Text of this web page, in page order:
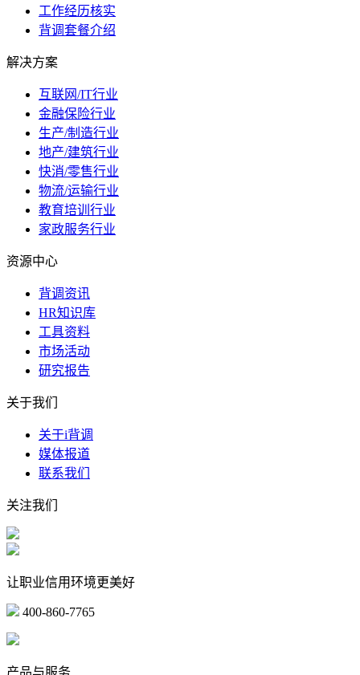
工作经历核实
背调套餐介绍
解决方案
互联网/IT行业
金融保险行业
生产/制造行业
地产/建筑行业
快消/零售行业
物流/运输行业
教育培训行业
家政服务行业
资源中心
背调资讯
HR知识库
工具资料
市场活动
研究报告
关于我们
关于i背调
媒体报道
联系我们
关注我们
让职业信用环境更美好
400-860-7765